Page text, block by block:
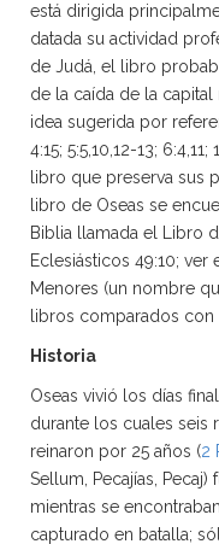
está dirigida
datada su actividad
de Judá, el libro
de la caída de la capital
idea sugerida por
4:15; 5:5,10,12-13;
libro que preserva sus
libro de Oseas se
Biblia llamada el Libro
Eclesiásticos 49:10; ver
Menores (un nombre
libros comparados con
Historia
Oseas vivió los días
durante los cuales seis
reinaron por 25 años (2
Sellum, Pecajías,
mientras se
capturado en batalla;